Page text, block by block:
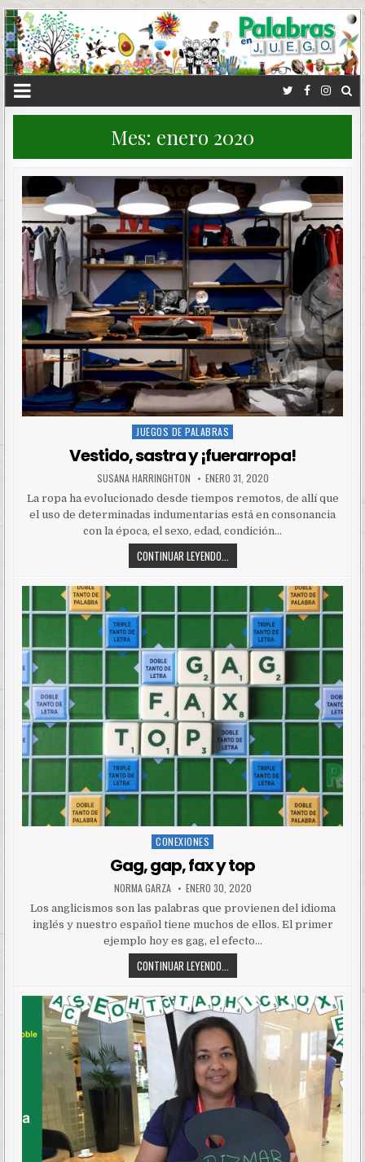
Mes: enero 2020
Posted
JUEGOS DE PALABRAS
Vestido, sastra y ¡fuerarropa!
SUSANA HARRINGHTON ENERO 31, 2020
La ropa ha evolucionado desde tiempos remotos, de allí que
el uso de determinadas indumentarias está en consonancia
con la época, el sexo, edad, condición…
CONTINUAR LEYENDO...
Posted
CONEXIONES
Gag, gap, fax y top
NORMA GARZA ENERO 30, 2020
Los anglicismos son las palabras que provienen del idioma
inglés y nuestro español tiene muchos de ellos. El primer
ejemplo hoy es gag, el efecto…
CONTINUAR LEYENDO...